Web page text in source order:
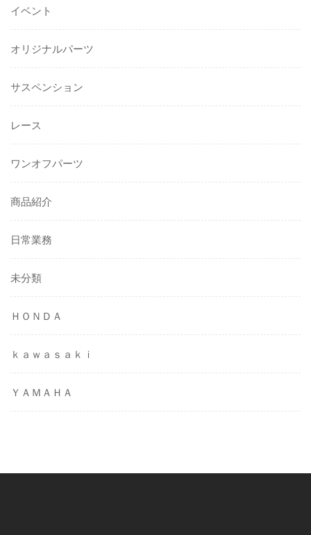
イベント
オリジナルパーツ
サスペンション
レース
ワンオフパーツ
商品紹介
日常業務
未分類
ＨＯＮＤＡ
ｋａｗａｓａｋｉ
ＹＡＭＡＨＡ